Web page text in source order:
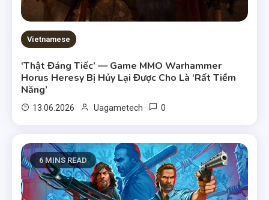
Vietnamese
‘Thật Đáng Tiếc’ — Game MMO Warhammer
Horus Heresy Bị Hủy Lại Được Cho Là ‘Rất Tiềm
Năng’
13.06.2026 Uagametech 0
6 MINS READ